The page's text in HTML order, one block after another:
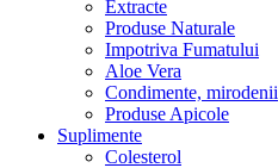
Extracte
Produse Naturale
Impotriva Fumatului
Aloe Vera
Condimente, mirodenii
Produse Apicole
Suplimente
Colesterol